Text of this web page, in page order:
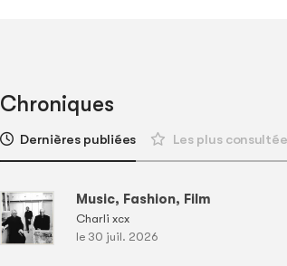
Chroniques
Dernières publiées Les plus
Music, Fashion, Film
Charli xcx
le 30 juil. 2026